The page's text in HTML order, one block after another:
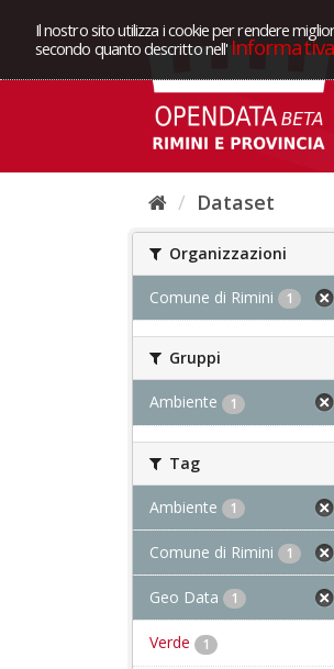
Il nostro sito utilizza i cookie per rendere
secondo quanto descritto nell' Informativa
Dataset
Organizzazioni
Comune di Rimini 1
Gruppi
Ambiente 1
Tag
Ambiente 1
Comune di Rimini 1
Geo Data 1
Verde 1